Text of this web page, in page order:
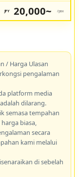
JPY 20,000~ /pax
/ Harga Ulasan
pengalaman
platform media
dilarang.
semasa tempahan
biasa,
secara
kami melalui
di sebelah